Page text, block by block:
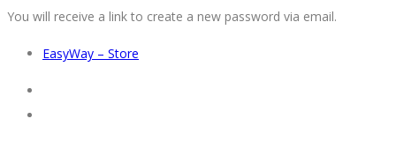
You will receive a link to create a new password via email.
EasyWay – Store